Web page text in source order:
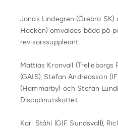
Jonas Lindegren (Örebro
Häcken) omvaldes båda på
revisorssuppleant.
Mattias Kronvall (Trelleborgs
(GAIS), Stefan Andreasson
(Hammarby) och Stefan
Disciplinutskottet.
Karl Ståhl (GIF Sundsvall),